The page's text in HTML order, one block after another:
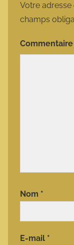
Votre adresse
champs
Commentaire
Nom *
E-mail *